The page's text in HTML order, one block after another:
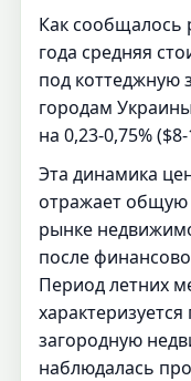
Как сообщалось
года средняя
под коттеджную
городам
на 0,23-0,75%
Эта динамика
отражает общую
рынке
после
Период летних
загородную
наблюдалась